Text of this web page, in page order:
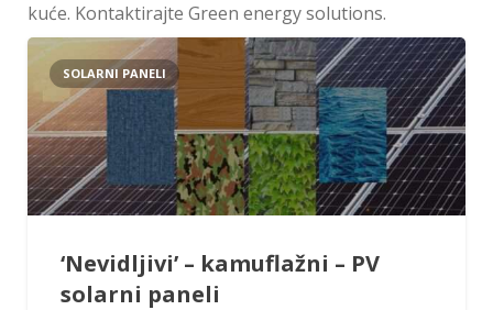
Usluge
Reference
Kontakt
kuće. Kontaktirajte Green energy solutions.
‘Nevidljivi’ – kamuflažni – PV
solarni paneli
SOLARNI PANELI